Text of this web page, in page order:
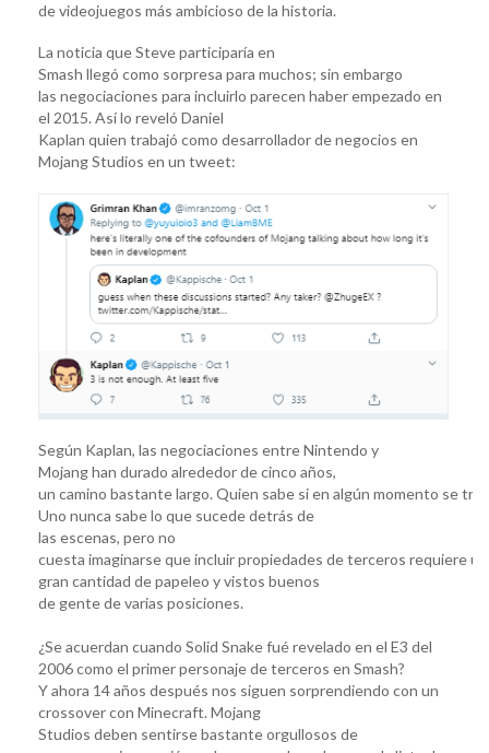
de videojuegos más ambicioso de la historia.
La noticia que Steve participaría en
Smash llegó como sorpresa para muchos; sin embargo
las negociaciones para incluirlo parecen haber empezado en
el 2015. Así lo reveló Daniel
Kaplan quien trabajó como desarrollador de negocios en
Mojang Studios en un tweet:
Según Kaplan, las negociaciones entre Nintendo y
Mojang han durado alrededor de cinco años,
un camino bastante largo. Quien sabe si en algún momento se
Uno nunca sabe lo que sucede detrás de
las escenas, pero no
cuesta imaginarse que incluir propiedades de terceros requiere
gran cantidad de papeleo y vistos buenos
de gente de varias posiciones.
¿Se acuerdan cuando Solid Snake fué revelado en el E3 del
2006 como el primer personaje de terceros en Smash?
Y ahora 14 años después nos siguen sorprendiendo con un
crossover con Minecraft. Mojang
Studios deben sentirse bastante orgullosos de